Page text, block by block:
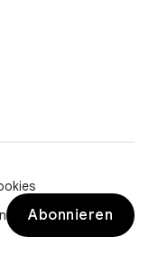
Abonnieren